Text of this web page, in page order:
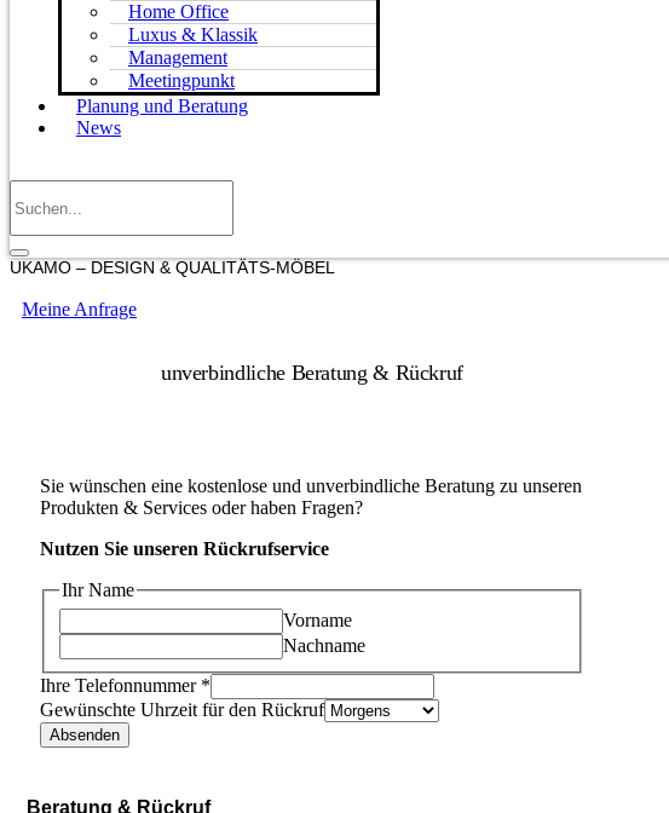
Home Office
Luxus & Klassik
Management
Meetingpunkt
Planung und Beratung
News
UKAMO – DESIGN & QUALITÄTS-MÖBEL
Meine Anfrage
unverbindliche Beratung & Rückruf
Sie wünschen eine kostenlose und unverbindliche Beratung zu unseren
Produkten & Services oder haben Fragen?
Nutzen Sie unseren Rückrufservice
Ihr Name
Vorname
Nachname
Ihre Telefonnummer *
Gewünschte Uhrzeit für den Rückruf
Absenden
Beratung & Rückruf